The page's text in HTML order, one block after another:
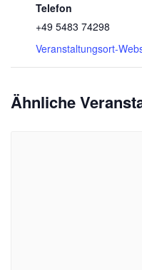
Telefon
+49 5483 74298
Veranstaltungsort-
Ähnliche